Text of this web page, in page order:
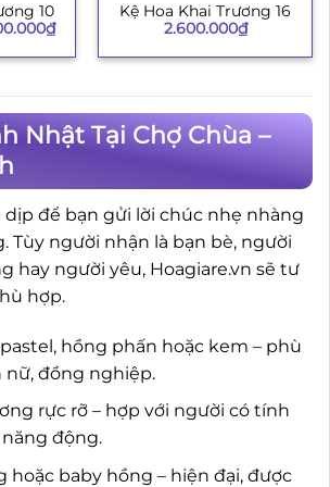
10
₫Giá
hiện
tại
Kệ Hoa Khai Trương 16
2.600.000₫
Nhật Tại Chợ Chùa –
dịp để bạn gửi lời chúc nhẹ nhàng
Tùy người nhận là bạn bè, người
hay người yêu, Hoagiare.vn sẽ tư
hợp.
hồng phấn hoặc kem – phù
nữ, đồng nghiệp.
rực rỡ – hợp với người có tính
động.
hoặc baby hồng – hiện đại, được